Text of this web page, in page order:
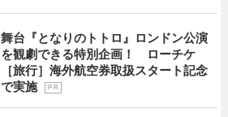
舞台『となりのトトロ』ロンドン公演
を観劇できる特別企画！ ローチケ
［旅行］海外航空券取扱スタート記念
で実施
P R